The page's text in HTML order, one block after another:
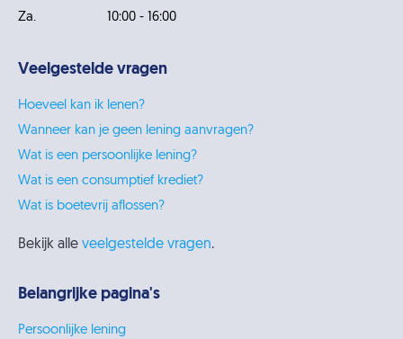
Za.
10:00 - 16:00
Veelgestelde vragen
Hoeveel kan ik lenen?
Wanneer kan je geen lening aanvragen?
Wat is een persoonlijke lening?
Wat is een consumptief krediet?
Wat is boetevrij aflossen?
Bekijk alle veelgestelde vragen.
Belangrijke pagina's
Persoonlijke lening